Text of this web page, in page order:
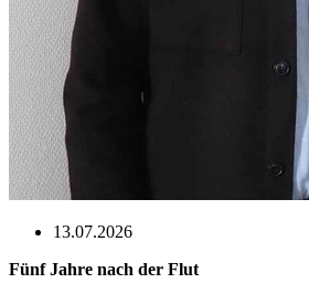
13.07.2026
Fünf Jahre nach der Flut